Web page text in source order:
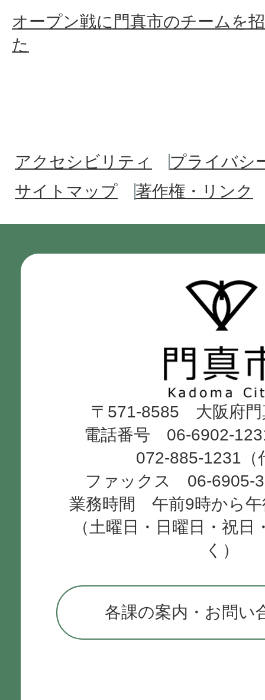
オープン戦に門真市のチームを
た
アクセシビリティ
プライバシ
サイトマップ
著作権・リンク
市
Kadoma
City
〒571-8585 大阪府門
電話番号 06-6902-
072-885-1231（
ファックス 06-6905-
業務時間 午前9時から午
（土曜日・日曜日・祝日
く）
各課の案内・お問い